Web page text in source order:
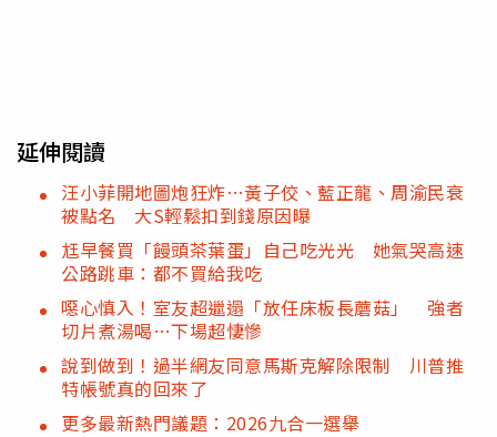
延伸閱讀
汪小菲開地圖炮狂炸…黃子佼、藍正龍、周渝民衰
被點名 大S輕鬆扣到錢原因曝
尪早餐買「饅頭茶葉蛋」自己吃光光 她氣哭高速
公路跳車：都不買給我吃
噁心慎入！室友超邋遢「放任床板長蘑菇」 強者
切片煮湯喝…下場超悽慘
說到做到！過半網友同意馬斯克解除限制 川普推
特帳號真的回來了
更多最新熱門議題：2026九合一選舉